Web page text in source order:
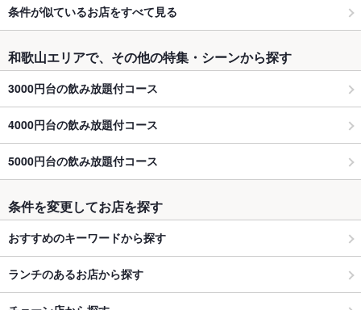
条件が似ているお店をすべて見る
和歌山エリアで、その他の特集・シーンから探す
3000円台の飲み放題付コース
4000円台の飲み放題付コース
5000円台の飲み放題付コース
条件を変更してお店を探す
おすすめのキーワードから探す
ランチのあるお店から探す